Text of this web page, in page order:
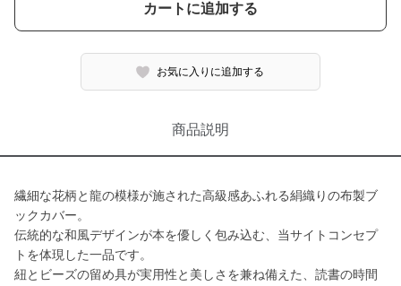
カートに追加する
お気に入りに追加する
商品説明
繊細な花柄と龍の模様が施された高級感あふれる絹織りの布製ブ
ックカバー。
伝統的な和風デザインが本を優しく包み込む、当サイトコンセプ
トを体現した一品です。
紐とビーズの留め具が実用性と美しさを兼ね備えた、読書の時間